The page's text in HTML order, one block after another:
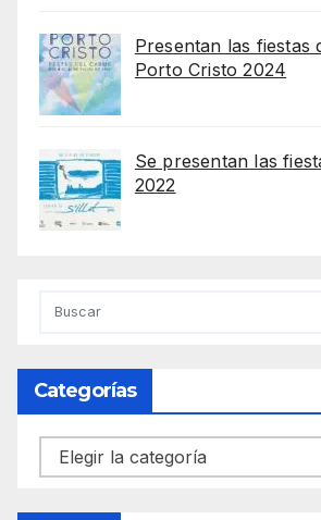
Presentan las fiestas
Porto Cristo 2024
Se presentan las
2022
Categorías
Categorías